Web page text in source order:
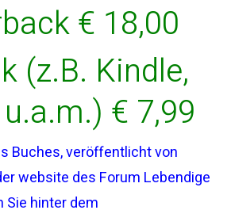
€ 18,00
(z.B. Kindle,
€ 7,99
Buches, veröffentlicht von
website des Forum Lebendige
Sie hinter dem